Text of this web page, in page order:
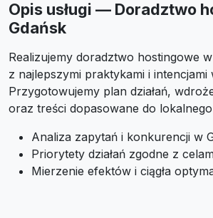
Opis usługi — Doradztwo
Gdańsk
Realizujemy doradztwo hostingowe
z najlepszymi praktykami i intencjami
Przygotowujemy plan działań,
oraz treści dopasowane do
Analiza zapytań i konkurencji w
Priorytety działań zgodne z
Mierzenie efektów i ciągła